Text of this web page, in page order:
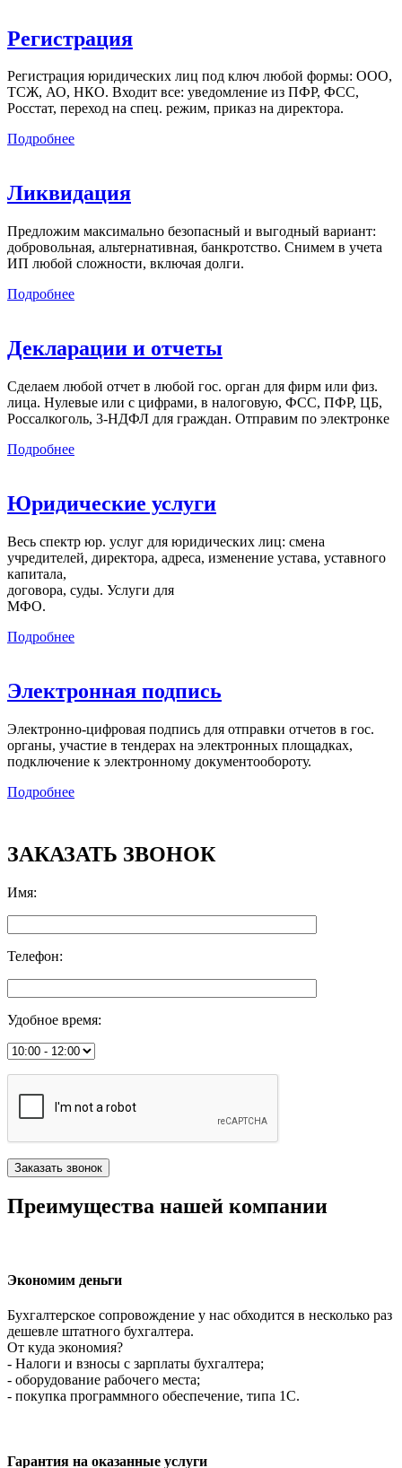
Регистрация
Регистрация юридических лиц под ключ любой формы: ООО,
ТСЖ, АО, НКО. Входит все: уведомление из ПФР, ФСС,
Росстат, переход на спец. режим, приказ на директора.
Подробнее
Ликвидация
Предложим максимально безопасный и выгодный вариант:
добровольная, альтернативная, банкротство. Снимем в учета
ИП любой сложности, включая долги.
Подробнее
Декларации и отчеты
Сделаем любой отчет в любой гос. орган для фирм или физ.
лица. Нулевые или с цифрами, в налоговую, ФСС, ПФР, ЦБ,
Россалкоголь, 3-НДФЛ для граждан. Отправим по электронке
Подробнее
Юридические услуги
Весь спектр юр. услуг для юридических лиц: смена
учредителей, директора, адреса, изменение устава, уставного
капитала,
договора, суды. Услуги для
МФО.
Подробнее
Электронная подпись
Электронно-цифровая подпись для отправки отчетов в гос.
органы, участие в тендерах на электронных площадках,
подключение к электронному документообороту.
Подробнее
ЗАКАЗАТЬ ЗВОНОК
Имя:
Телефон:
Удобное время:
Преимущества нашей компании
Экономим деньги
Бухгалтерское сопровождение у нас обходится в несколько раз
дешевле штатного бухгалтера.
От куда экономия?
- Налоги и взносы с зарплаты бухгалтера;
- оборудование рабочего места;
- покупка программного обеспечение, типа 1С.
Гарантия на оказанные услуги